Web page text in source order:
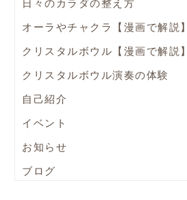
日々のカラダの整え方
オーラやチャクラ【漫画で解説】
クリスタルボウル【漫画で解説】
クリスタルボウル演奏の体験
自己紹介
イベント
お知らせ
ブログ